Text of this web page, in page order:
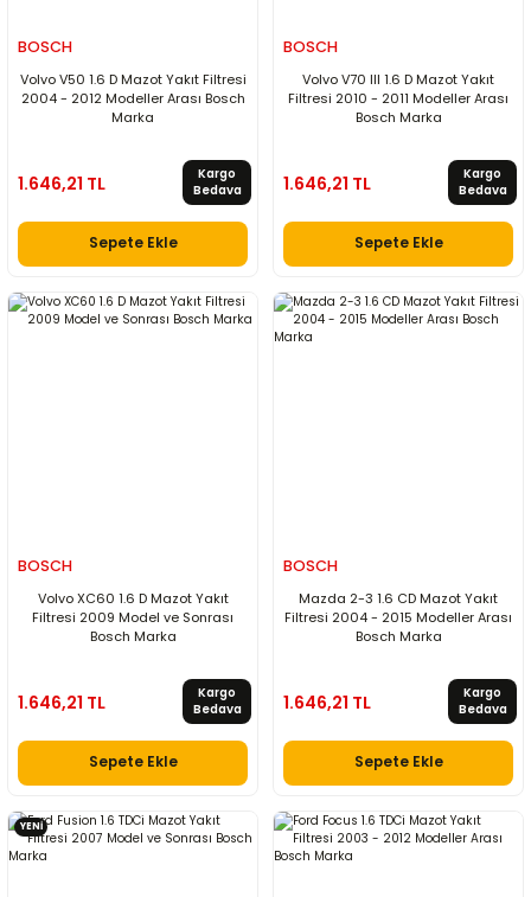
BOSCH
Volvo V50 1.6 D Mazot Yakıt Filtresi
2004 - 2012 Modeller Arası Bosch
Marka
1.646,21 TL
Kargo
Bedava
Sepete Ekle
BOSCH
Volvo V70 III 1.6 D Mazot Yakıt
Filtresi 2010 - 2011 Modeller Arası
Bosch Marka
1.646,21 TL
Kargo
Bedava
Sepete Ekle
BOSCH
Volvo XC60 1.6 D Mazot Yakıt
Filtresi 2009 Model ve Sonrası
Bosch Marka
1.646,21 TL
Kargo
Bedava
Sepete Ekle
BOSCH
Mazda 2-3 1.6 CD Mazot Yakıt
Filtresi 2004 - 2015 Modeller Arası
Bosch Marka
1.646,21 TL
Kargo
Bedava
Sepete Ekle
YENİ